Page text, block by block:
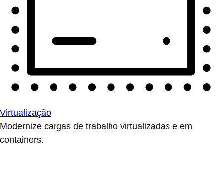
Virtualização
Modernize cargas de trabalho virtualizadas e em
containers.